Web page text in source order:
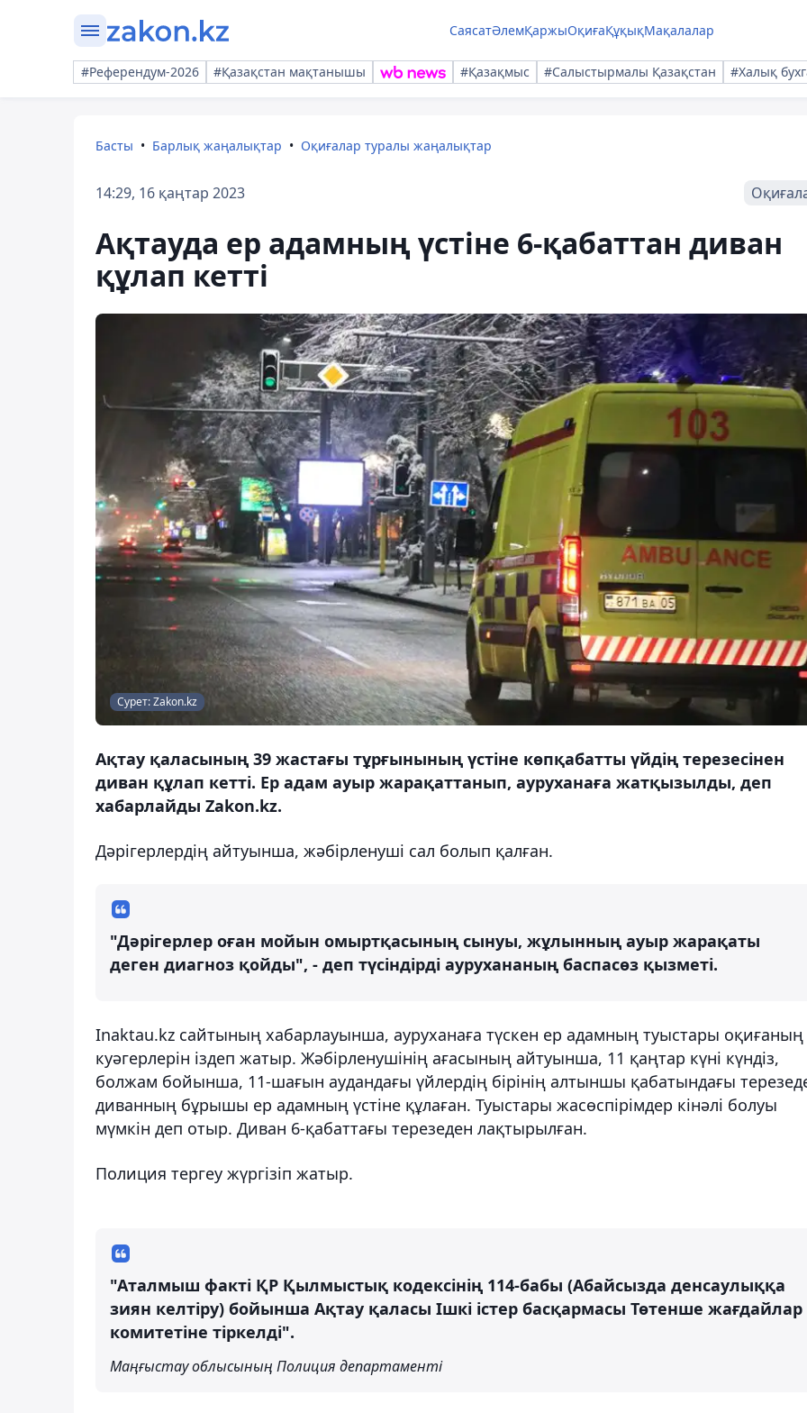
СаясатӘлемҚаржыОқиғаҚұқықМақалалар
#Референдум-2026 #Қазақстан мақтанышы #Қазақмыс #Салыстырмалы Қазақстан #Халық
Басты Барлық жаңалықтар Оқиғалар туралы жаңалықтар
14:29, 16 қаңтар 2023
Ақтауда ер адамның үстіне 6-қабаттан диван
құлап кетті
Сурет: Zakon.kz
Ақтау қаласының 39 жастағы тұрғынының үстіне көпқабатты үйдің терезесінен
диван құлап кетті. Ер адам ауыр жарақаттанып, ауруханаға жатқызылды, деп
хабарлайды Zakon.kz.
Дәрігерлердің айтуынша, жәбірленуші сал болып қалған.
"Дәрігерлер оған мойын омыртқасының сынуы, жұлынның ауыр жарақаты
деген диагноз қойды", - деп түсіндірді аурухананың баспасөз қызметі.
Inaktau.kz сайтының хабарлауынша, ауруханаға түскен ер адамның туыстары оқиғаның
куәгерлерін іздеп жатыр. Жәбірленушінің ағасының айтуынша, 11 қаңтар күні күндіз,
болжам бойынша, 11-шағын аудандағы үйлердің бірінің алтыншы қабатындағы
диванның бұрышы ер адамның үстіне құлаған. Туыстары жасөспірімдер кінәлі болуы
мүмкін деп отыр. Диван 6-қабаттағы терезеден лақтырылған.
Полиция тергеу жүргізіп жатыр.
"Аталмыш факті ҚР Қылмыстық кодексінің 114-бабы (Абайсызда денсаулыққа
зиян келтіру) бойынша Ақтау қаласы Ішкі істер басқармасы Төтенше жағдайлар
комитетіне тіркелді".
Маңғыстау облысының Полиция департаменті